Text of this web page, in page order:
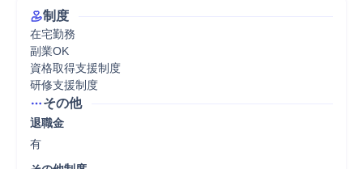
制度
在宅勤務
副業OK
資格取得支援制度
研修支援制度
その他
退職金
有